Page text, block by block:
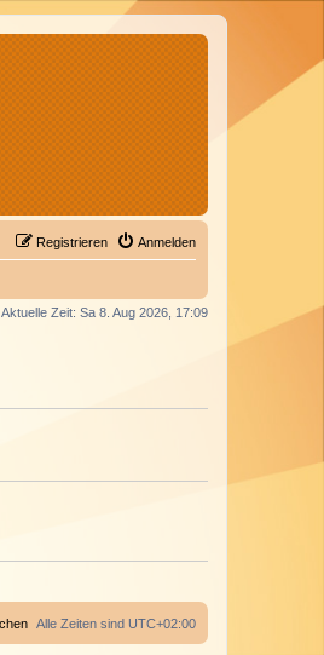
Anmelden
Registrieren
Aktuelle Zeit: Sa 8. Aug 2026, 17:09
Alle Zeiten sind UTC+02:00